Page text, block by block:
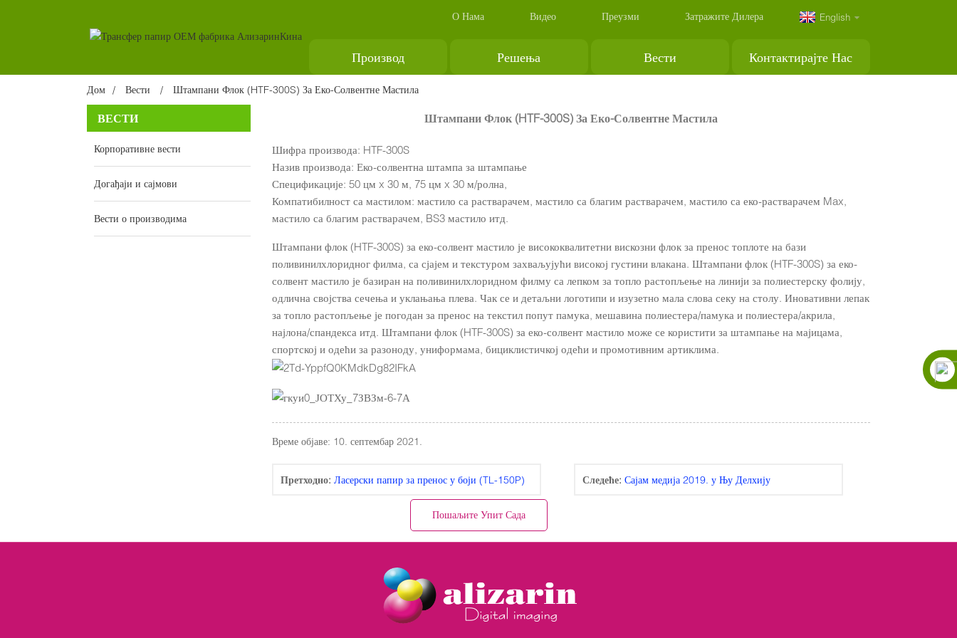
О Нама Видео Преузми Затражите Дилера English
Производ Решења Вести Контактирајте Нас
Дом Вести Штампани Флок (HTF-300S) За Еко-Солвентне Мастила
ВЕСТИ
Корпоративне вести
Догађаји и сајмови
Вести о производима
Штампани Флок (HTF-300S) За Еко-Солвентне Мастила
Шифра производа: HTF-300S
Назив производа: Еко-солвентна штампа за штампање
Спецификације: 50 цм x 30 м, 75 цм x 30 м/ролна,
Компатибилност са мастилом: мастило са растварачем, мастило са благим растварачем, мастило са еко-растварачем Max,
мастило са благим растварачем, BS3 мастило итд.
Штампани флок (HTF-300S) за еко-солвент мастило је висококвалитетни вискозни флок за пренос топлоте на бази
поливинилхлоридног филма, са сјајем и текстуром захваљујући високој густини влакана. Штампани флок (HTF-300S) за еко-
солвент мастило је базиран на поливинилхлоридном филму са лепком за топло растопљење на линији за полиестерску фолију,
одлична својства сечења и уклањања плева. Чак се и детаљни логотипи и изузетно мала слова секу на столу. Иновативни лепак
за топло растопљење је погодан за пренос на текстил попут памука, мешавина полиестера/памука и полиестера/акрила,
најлона/спандекса итд. Штампани флок (HTF-300S) за еко-солвент мастило може се користити за штампање на мајицама,
спортској и одећи за разоноду, униформама, бициклистичкој одећи и промотивним артиклима.
Време објаве: 10. септембар 2021.
Претходно: Ласерски папир за пренос у боји (TL-150P) Следеће: Сајам медија 2019. у Њу Делхију
Пошаљите Упит Сада